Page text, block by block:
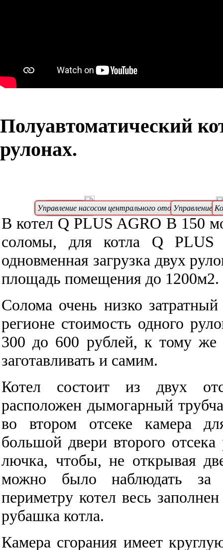
Полуавтоматический
рулонах.
Вентилятор
Вентилятор
Управление насосом центрального отопления (ЦО)
Управление
В котел Q PLUS AGRO В 150
соломы, для котла Q
одновменная загрузка двух
площадь помещения до 1200м2.
Солома очень низко
регионе стоимость одного
300 до 600 рублей, к тому же
заготавливать и самим.
Котел состоит из двух
расположен дымогарный
во втором отсеке камера
большой двери второго
лючка, чтобы, не открывая
можно было наблюдать за
периметру котел весь
рубашка котла.
Камера сгорания имеет